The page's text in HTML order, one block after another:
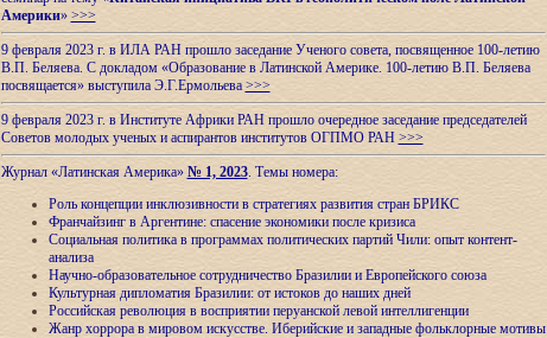
Америки» >>>
9 февраля 2023 г. в ИЛА РАН прошло заседание Ученого совета, посвященное 100-летию
В.П. Беляева. С докладом «Образование в Латинской Америке. 100-летию В.П. Беляева
посвящается» выступила Э.Г.Ермольева >>>
9 февраля 2023 г. в Институте Африки РАН прошло очередное заседание председателей
Советов молодых ученых и аспирантов институтов ОГПМО РАН >>>
Журнал «Латинская Америка» № 1, 2023. Темы номера:
Роль концепции инклюзивности в стратегиях развития стран БРИКС
Франчайзинг в Аргентине: спасение экономики после кризиса
Социальная политика в программах политических партий Чили: опыт контент-
анализа
Научно-образовательное сотрудничество Бразилии и Европейского союза
Культурная дипломатия Бразилии: от истоков до наших дней
Российская революция в восприятии перуанской левой интеллигенции
Жанр хоррора в мировом искусстве. Иберийские и западные фольклорные мотивы